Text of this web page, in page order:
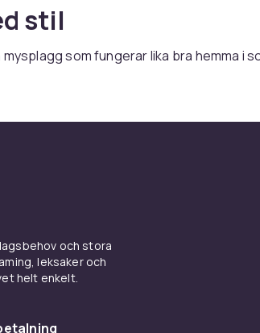
stil
som fungerar lika bra hemma i
ger en renare look och behåller
dragkedja är enklare att ta på och av
passform
insida ger maximal mjukhet och
och stora
leksaker och
helt enkelt.